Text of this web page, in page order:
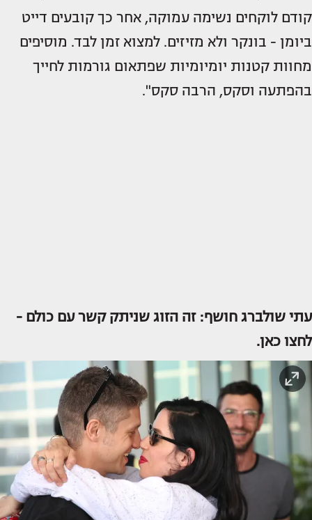
קודם לוקחים נשימה עמוקה, אחר כך קובעים דייט
ביומן - בונקר ולא מזיזים. למצוא זמן לבד. מוסיפים
מחוות קטנות יומיומיות שפתאום גורמות לחייך
בהפתעה וסקס, הרבה סקס".
עתי שולברג חושף: זה הזוג שניתק קשר עם כולם -
לחצו כאן.